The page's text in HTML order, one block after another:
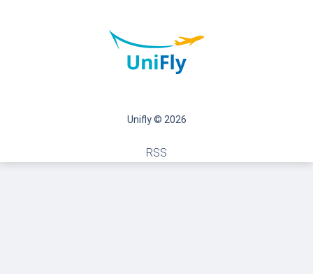
Unifly © 2026
RSS